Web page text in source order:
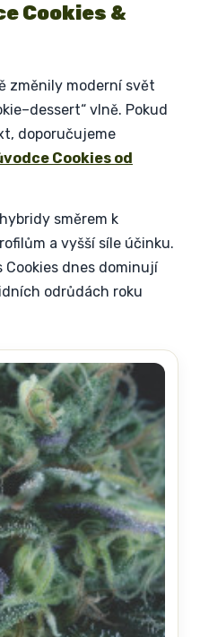
Cookies &
změnily moderní svět
vlně. Pokud
doporučujeme
Cookies od
směrem k
a vyšší síle účinku.
Cookies dnes dominují
odrůdách roku